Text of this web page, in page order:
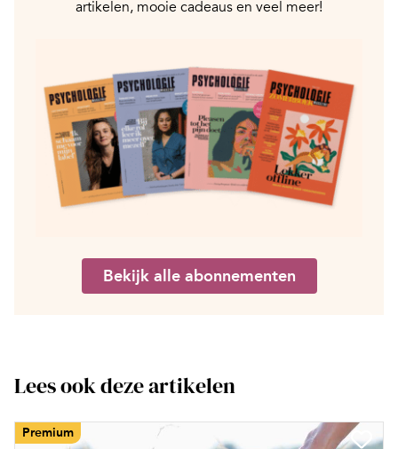
artikelen, mooie cadeaus en veel meer!
Bekijk alle abonnementen
Lees ook deze artikelen
Premium